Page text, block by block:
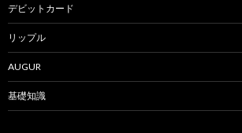
デビットカード
リップル
AUGUR
基礎知識